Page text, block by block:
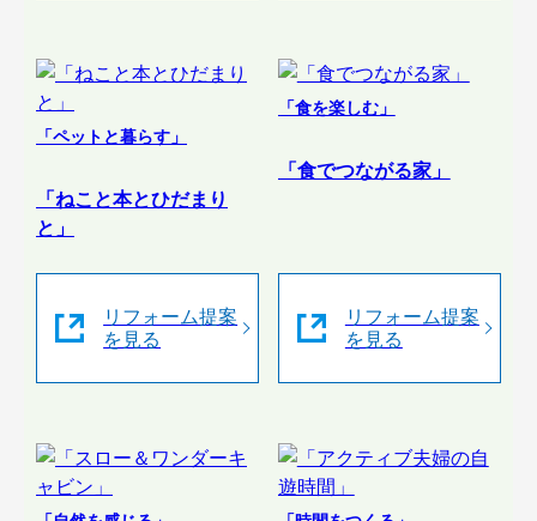
「ペットと暮らす」
「ねこと本とひだまり
と」
リフォーム提案
を見る
「食を楽しむ」
「食でつながる家」
リフォーム提案
を見る